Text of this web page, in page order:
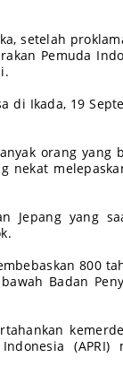
setelah
Pemuda
di Ikada, 19
orang yang
nekat
Jepang yang
800
Badan
(APRI)